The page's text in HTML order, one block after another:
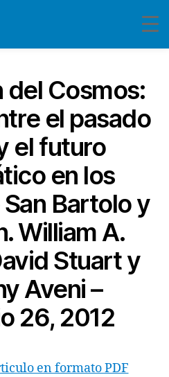
Cosmos:
el pasado
el futuro
en los
Bartolo y
William A.
Stuart y
Aveni –
26, 2012
en formato PDF